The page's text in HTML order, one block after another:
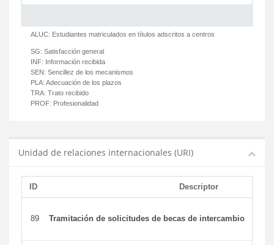
ALUC: Estudiantes matriculados en títulos adscritos a centros
SG: Satisfacción general
INF: Información recibida
SEN: Sencillez de los mecanismos
PLA: Adecuación de los plazos
TRA: Trato recibido
PROF: Profesionalidad
Unidad de relaciones internacionales (URI)
ID Descriptor
89 Tramitación de solicitudes de becas de intercambio